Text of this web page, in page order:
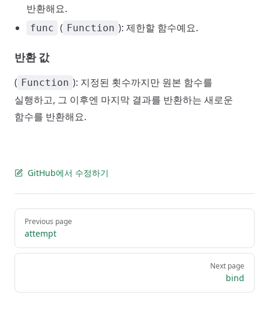
반환해요.
func ( Function ): 제한할 함수예요.
반환 값
( Function ): 지정된 횟수까지만 원본 함수를
실행하고, 그 이후엔 마지막 결과를 반환하는 새로운
함수를 반환해요.
GitHub에서 수정하기
Pager
Previous page
attempt
Next page
bind